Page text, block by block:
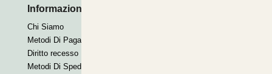
Informazioni Utili
Chi Siamo
Metodi Di Pagamento
Diritto recesso
Metodi Di Spedizione